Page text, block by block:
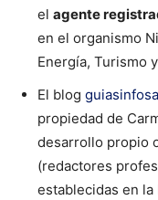
el agente
en el organismo
Energía, Turismo
El blog
propiedad de
desarrollo propio
(redactores
establecidas en